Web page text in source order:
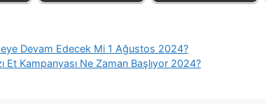
Devam Edecek Mi 1 Ağustos 2024?
Et Kampanyası Ne Zaman Başlıyor 2024?